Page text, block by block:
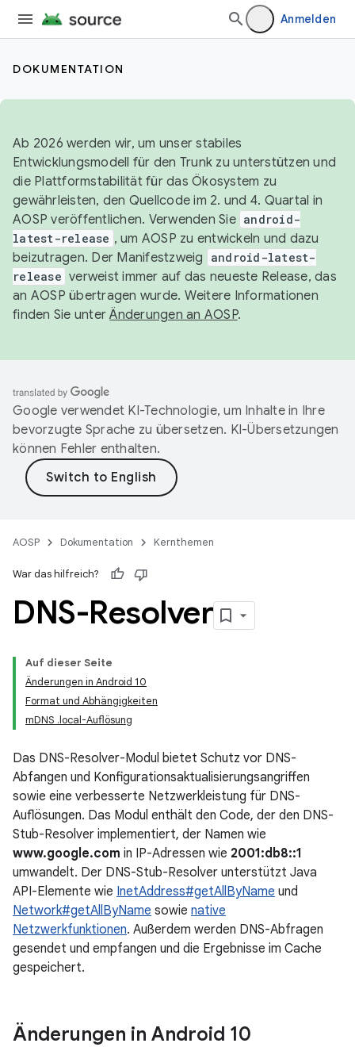
Anmelden
DOKUMENTATION
Ab 2026 werden wir, um unser stabiles
Entwicklungsmodell für den Trunk zu unterstützen und
die Plattformstabilität für das Ökosystem zu
gewährleisten, den Quellcode im 2. und 4. Quartal in
AOSP veröffentlichen. Verwenden Sie android-
latest-release , um AOSP zu entwickeln und dazu
beizutragen. Der Manifestzweig
android-latest-
release verweist immer auf das neueste Release, das
an AOSP übertragen wurde. Weitere Informationen
finden Sie unterÄnderungen an AOSP.
Google verwendet KI-Technologie, um Inhalte in Ihre
bevorzugte Sprache zu übersetzen. KI-Übersetzungen
können Fehler enthalten.
AOSP Dokumentation Kernthemen
War das hilfreich?
DNS-Resolver
Auf dieser Seite
Änderungen in Android 10
Format und Abhängigkeiten
mDNS .local-Auflösung
Das DNS-Resolver-Modul bietet Schutz vor DNS-
Abfangen und Konfigurationsaktualisierungsangriffen
sowie eine verbesserte Netzwerkleistung für DNS-
Auflösungen. Das Modul enthält den Code, der den DNS-
Stub-Resolver implementiert, der Namen wie
www.google.com in IP-Adressen wie 2001:db8::1
umwandelt. Der DNS-Stub-Resolver unterstützt Java
API-Elemente wie InetAddress#getAllByName und
Network#getAllByName sowie native
Netzwerkfunktionen. Außerdem werden DNS-Abfragen
gesendet und empfangen und die Ergebnisse im Cache
gespeichert.
Änderungen in Android 10